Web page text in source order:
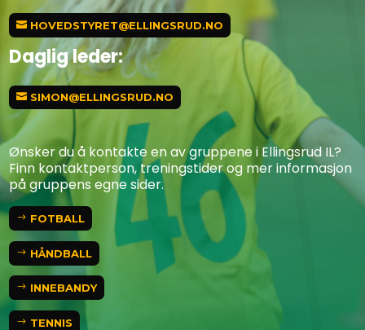
HOVEDSTYRET@ELLINGSRUD.NO
Daglig leder:
SIMON@ELLINGSRUD.NO
Ønsker du å kontakte en av gruppene i Ellingsrud IL?
Finn kontaktperson, treningstider og mer informasjon
på gruppens egne sider.
FOTBALL
HÅNDBALL
INNEBANDY
TENNIS